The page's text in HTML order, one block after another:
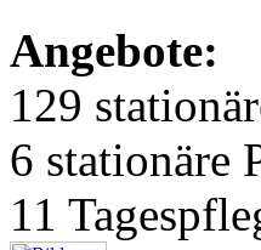
Angebote:
129
6 stationäre
11